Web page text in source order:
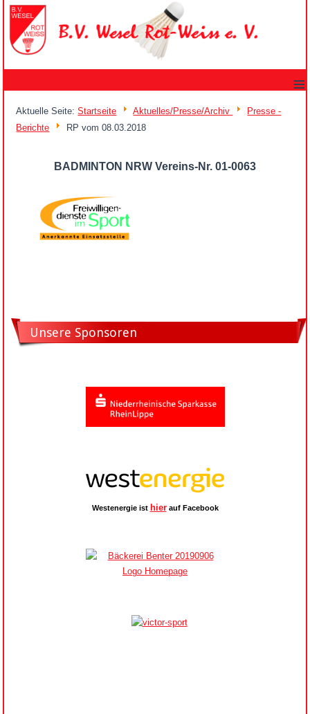
≡
Aktuelle Seite:Startseite Aktuelles/Presse/Archiv
Presse -
Berichte
RP vom 08.03.2018
BADMINTON NRW Vereins-Nr. 01-0063
Unsere Sponsoren
Westenergie ist hierauf Facebook